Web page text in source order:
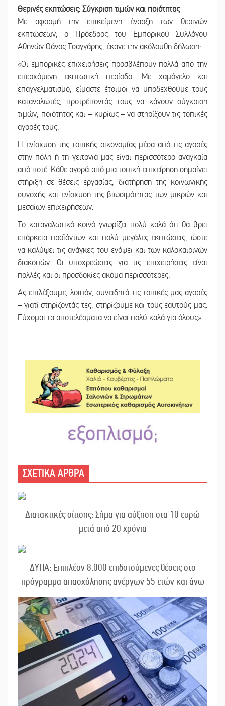
Θερινές εκπτώσεις: Σύγκριση τιμών και ποιότητας
Με αφορμή την επικείμενη έναρξη των θερινών
εκπτώσεων, ο Πρόεδρος του Εμπορικού Συλλόγου
Αθηνών Θάνος Τσαγγάρης, έκανε την ακόλουθη δήλωση:
«Οι εμπορικές επιχειρήσεις προσβλέπουν πολλά από την
επερχόμενη εκπτωτική περίοδο. Με χαμόγελο και
επαγγελματισμό, είμαστε έτοιμοι να υποδεχθούμε τους
καταναλωτές, προτρέποντάς τους να κάνουν σύγκριση
τιμών, ποιότητας και – κυρίως – να στηρίξουν τις τοπικές
αγορές τους.
Η ενίσχυση της τοπικής οικονομίας μέσα από τις αγορές
στην πόλη ή τη γειτονιά μας είναι περισσότερο αναγκαία
από ποτέ. Κάθε αγορά από μια τοπική επιχείρηση σημαίνει
στήριξη σε θέσεις εργασίας, διατήρηση της κοινωνικής
συνοχής και ενίσχυση της βιωσιμότητας των μικρών και
μεσαίων επιχειρήσεων.
Το καταναλωτικό κοινό γνωρίζει πολύ καλά ότι θα βρει
επάρκεια προϊόντων και πολύ μεγάλες εκπτώσεις, ώστε
να καλύψει τις ανάγκες του ενόψει και των καλοκαιρινών
διακοπών. Οι υποχρεώσεις για τις επιχειρήσεις είναι
πολλές και οι προσδοκίες ακόμα περισσότερες.
Ας επιλέξουμε, λοιπόν, συνειδητά τις τοπικές μας αγορές
– γιατί στηρίζοντάς τες, στηρίζουμε και τους εαυτούς μας.
Εύχομαι τα αποτελέσματα να είναι πολύ καλά για όλους».
ΣΧΕΤΙΚΑ ΑΡΘΡΑ
Διατακτικές σίτισης: Σήμα για αύξηση στα 10 ευρώ
μετά από 20 χρόνια
ΔΥΠΑ: Επιπλέον 8.000 επιδοτούμενες θέσεις στο
πρόγραμμα απασχόλησης ανέργων 55 ετών και άνω